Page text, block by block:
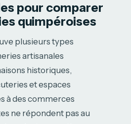
pour comparer
quimpéroises
plusieurs types
artisanales
historiques,
et espaces
à des commerces
ne répondent pas au